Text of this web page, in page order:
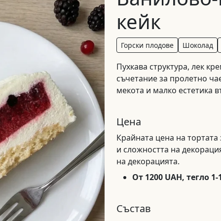
кейк
Горски плодове Шоколад
Пухкава структура, лек
съчетание за пролетно
мекота и малко естетика
Цена
Крайната цена на
и сложността на
на декорацията.
От 1200 UAH, тегло 1-
Състав